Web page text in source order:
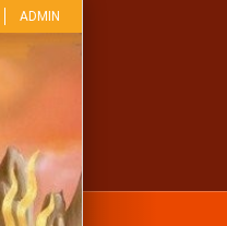
ADMIN